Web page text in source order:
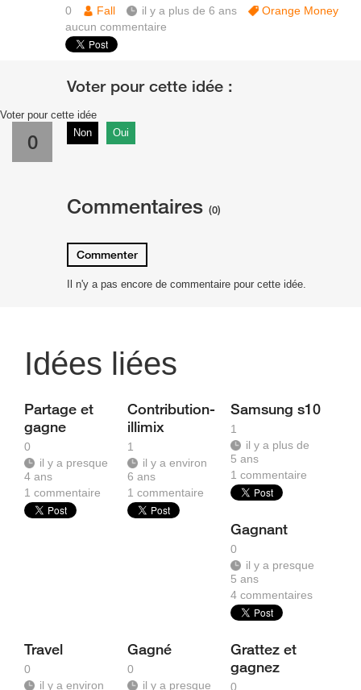
0
Fall il y a plus de 6 ans
Orange Money
aucun commentaire
Voter pour cette idée
0 Non Oui
Commentaires (0)
Commenter
Il n'y a pas encore de commentaire pour cette idée.
Idées liées
Partage et
gagne
0
il y a presque
4 ans
1 commentaire
Contribution-
illimix
1
il y a environ
6 ans
1commentaire
Samsung s10
1
il y a plus de
5 ans
1commentaire
Gagnant
0
il y a presque
5 ans
4commentaires
Travel
0
il y a environ
Gagné
0
il y a presque
Grattez et
gagnez
0